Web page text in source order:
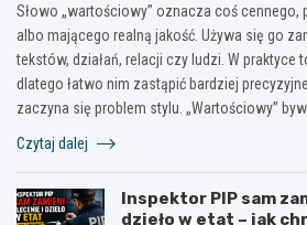
Słowo „wartościowy” oznacza coś
albo mającego realną jakość. Używa się go
tekstów, działań, relacji czy ludzi. W praktyce
dlatego łatwo nim zastąpić bardziej
zaczyna się problem stylu. „Wartościowy”
Czytaj dalej
Inspektor PIP sam
dzieło w etat – jak